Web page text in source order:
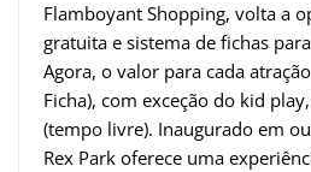
Flamboyant Shopping, volta a
gratuita e sistema de fichas
Agora, o valor para cada
Ficha), com exceção do kid
(tempo livre). Inaugurado em
Rex Park oferece uma